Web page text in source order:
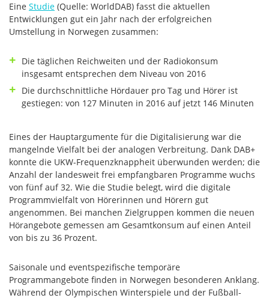
Eine Studie (Quelle: WorldDAB) fasst die aktuellen
Entwicklungen gut ein Jahr nach der erfolgreichen
Umstellung in Norwegen zusammen:
Die täglichen Reichweiten und der Radiokonsum
insgesamt entsprechen dem Niveau von 2016
Die durchschnittliche Hördauer pro Tag und Hörer ist
gestiegen: von 127 Minuten in 2016 auf jetzt 146 Minuten
Eines der Hauptargumente für die Digitalisierung war die
mangelnde Vielfalt bei der analogen Verbreitung. Dank DAB+
konnte die UKW-Frequenzknappheit überwunden werden; die
Anzahl der landesweit frei empfangbaren Programme wuchs
von fünf auf 32. Wie die Studie belegt, wird die digitale
Programmvielfalt von Hörerinnen und Hörern gut
angenommen. Bei manchen Zielgruppen kommen die neuen
Hörangebote gemessen am Gesamtkonsum auf einen Anteil
von bis zu 36 Prozent.
Saisonale und eventspezifische temporäre
Programmangebote finden in Norwegen besonderen Anklang.
Während der Olympischen Winterspiele und der Fußball-